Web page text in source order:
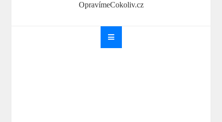
OpravímeCokoliv.cz